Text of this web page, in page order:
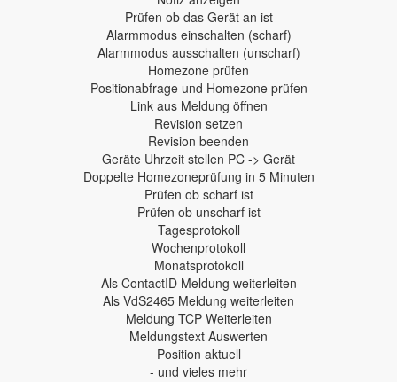
Prüfen ob das Gerät an ist
Alarmmodus einschalten (scharf)
Alarmmodus ausschalten (unscharf)
Homezone prüfen
Positionabfrage und Homezone prüfen
Link aus Meldung öffnen
Revision setzen
Revision beenden
Geräte Uhrzeit stellen PC -> Gerät
Doppelte Homezoneprüfung in 5 Minuten
Prüfen ob scharf ist
Prüfen ob unscharf ist
Tagesprotokoll
Wochenprotokoll
Monatsprotokoll
Als ContactID Meldung weiterleiten
Als VdS2465 Meldung weiterleiten
Meldung TCP Weiterleiten
Meldungstext Auswerten
Position aktuell
- und vieles mehr